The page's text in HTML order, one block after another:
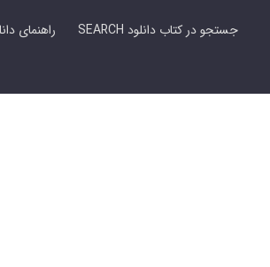
راهنمای SEARCH جستجو در کتاب دانلود